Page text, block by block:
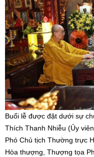
Buổi lễ được đặt dưới sự
Thích Thanh Nhiễu (Ủy
Phó Chủ tịch Thường trực
Hòa thượng, Thượng tọa